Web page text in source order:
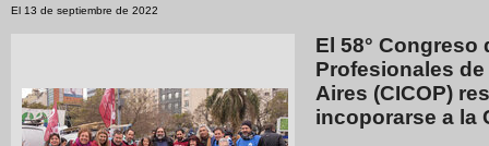
El 13 de septiembre de 2022
El 58°
Profesionales
Aires (CICOP)
incoporarse a la